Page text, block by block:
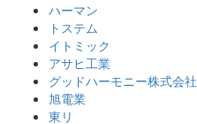
ハーマン
トステム
イトミック
アサヒ工業
グッドハーモニー株式会社
旭電業
東リ